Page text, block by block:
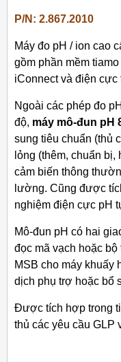
P/N: 2.867.2010
Máy đo pH / ion cao
gồm phần mềm
iConnect và điện cực
Ngoài các phép đo
độ, máy mô-đun pH
sung tiêu chuẩn (thủ
lỏng (thêm, chuẩn
cảm biến thông
lường. Cũng được
nghiệm điện cực pH
Mô-đun pH có hai
đọc mã vạch hoặc
MSB cho máy khuấy
dịch phụ trợ hoặc bổ
Được tích hợp trong
thủ các yêu cầu GLP